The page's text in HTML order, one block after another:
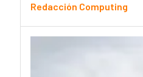
Redacción Computing